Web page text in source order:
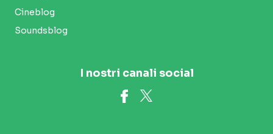
Cineblog
Soundsblog
I nostri canali social